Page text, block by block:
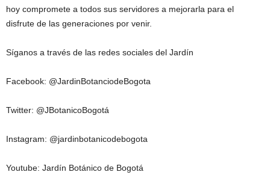
hoy compromete a todos sus servidores a mejorarla para el
disfrute de las generaciones por venir.
Síganos a través de las redes sociales del Jardín
Facebook: @JardinBotanciodeBogota
Twitter: @JBotanicoBogotá
Instagram: @jardinbotanicodebogota
Youtube: Jardín Botánico de Bogotá